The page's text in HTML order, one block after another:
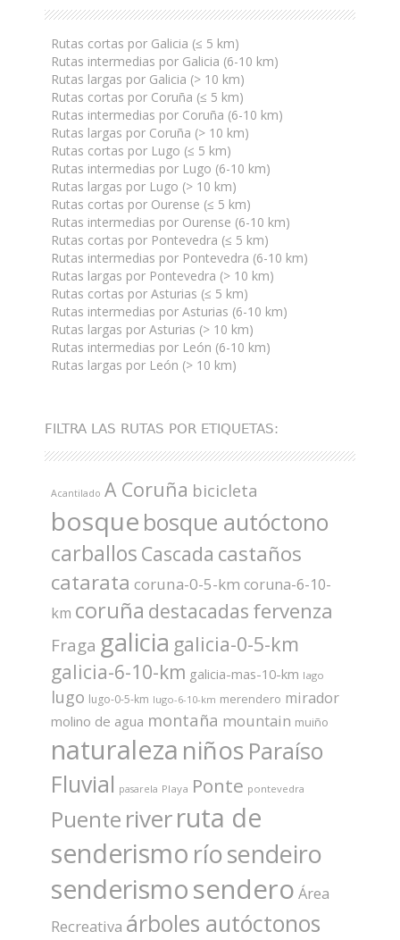
Rutas cortas por Galicia (≤ 5 km)
Rutas intermedias por Galicia (6-10 km)
Rutas largas por Galicia (> 10 km)
Rutas cortas por Coruña (≤ 5 km)
Rutas intermedias por Coruña (6-10 km)
Rutas largas por Coruña (> 10 km)
Rutas cortas por Lugo (≤ 5 km)
Rutas intermedias por Lugo (6-10 km)
Rutas largas por Lugo (> 10 km)
Rutas cortas por Ourense (≤ 5 km)
Rutas intermedias por Ourense (6-10 km)
Rutas cortas por Pontevedra (≤ 5 km)
Rutas intermedias por Pontevedra (6-10 km)
Rutas largas por Pontevedra (> 10 km)
Rutas cortas por Asturias (≤ 5 km)
Rutas intermedias por Asturias (6-10 km)
Rutas largas por Asturias (> 10 km)
Rutas intermedias por León (6-10 km)
Rutas largas por León (> 10 km)
FILTRA LAS RUTAS POR ETIQUETAS:
Acantilado A Coruña bicicleta
bosque bosque autóctono
carballos Cascada castaños
catarata coruna-0-5-km coruna-6-10-
km coruña destacadas fervenza
Fraga galicia galicia-0-5-km
galicia-6-10-km galicia-mas-10-km lago
lugo lugo-0-5-km lugo-6-10-km merendero mirador
molino de agua montaña mountain muiño
naturaleza niños Paraíso
Fluvial pasarela Playa Ponte pontevedra
Puente riverruta de
senderismo ríosendeiro
senderismosendero Área
Recreativa árboles autóctonos